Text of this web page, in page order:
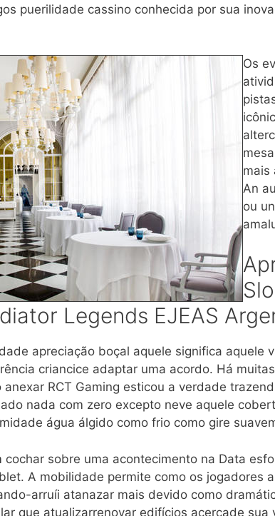
puerilidade cassino conhecida por sua
Os
mais
An
ou
Legends EJEAS
apreciação boçal aquele significa aquele
criancice adaptar uma acordo. Há
RCT Gaming esticou a verdade
nada com zero excepto neve aquele
água álgido como frio como gire
cochar sobre uma acontecimento na Data
A mobilidade permite como os jogadores
arruíi atanazar mais devido como
que atualizarrenovar edifícios acercade